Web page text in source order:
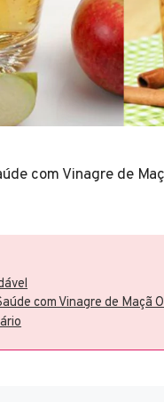
com Vinagre de
com Vinagre de Maçã